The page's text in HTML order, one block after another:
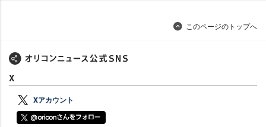
このページのトップへ
X
Xアカウント